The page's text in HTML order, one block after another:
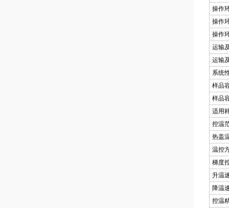
操作
操作
操作
运输
运输
系统
样品
样品
适用
控温
热盖
温控
梯度
升温
降温
控温